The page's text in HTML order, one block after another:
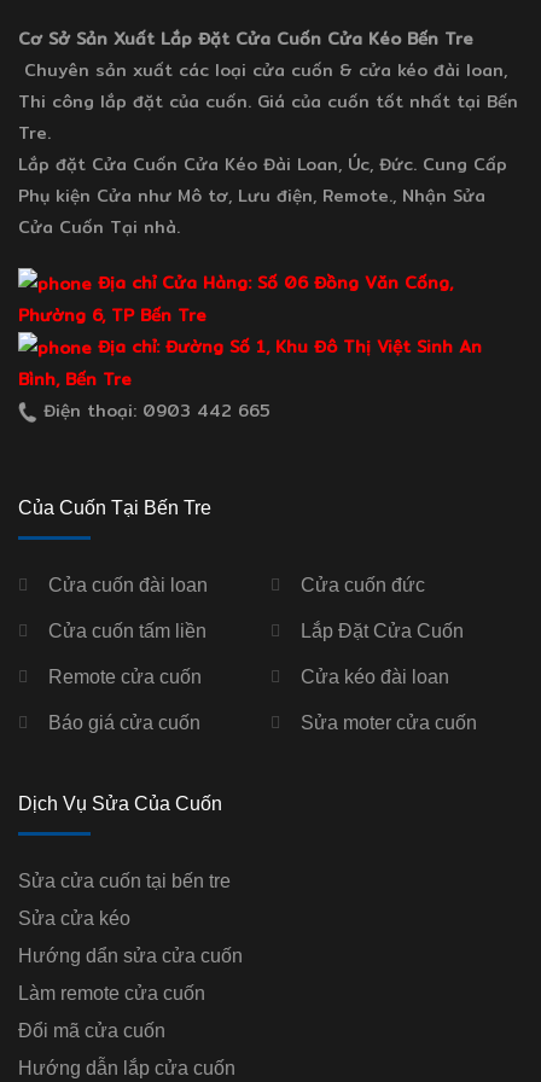
Cơ Sở Sản Xuất Lắp Đặt Cửa Cuốn Cửa Kéo Bến Tre
Chuyên sản xuất các loại cửa cuốn & cửa kéo đài loan,
Thi công lắp đặt của cuốn. Giá của cuốn tốt nhất tại Bến
Tre.
Lắp đặt Cửa Cuốn Cửa Kéo Đài Loan, Úc, Đức. Cung Cấp
Phụ kiện Cửa như Mô tơ, Lưu điện, Remote., Nhận Sửa
Cửa Cuốn Tại nhà.
Địa chỉ Cửa Hàng: Số 06 Đồng Văn Cống,
Phường 6, TP Bến Tre
Địa chỉ: Đường Số 1, Khu Đô Thị Việt Sinh An
Bình, Bến Tre
Điện thoại: 0903 442 665
Của Cuốn Tại Bến Tre
Cửa cuốn đài loan Cửa cuốn đức
Cửa cuốn tấm liền Lắp Đặt Cửa Cuốn
Remote cửa cuốn Cửa kéo đài loan
Báo giá cửa cuốn Sửa moter cửa cuốn
Dịch Vụ Sửa Của Cuốn
Sửa cửa cuốn tại bến tre
Sửa cửa kéo
Hướng dẩn sửa cửa cuốn
Làm remote cửa cuốn
Đổi mã cửa cuốn
Hướng dẫn lắp cửa cuốn